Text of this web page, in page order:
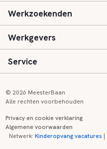
Basisonderwijs
Speciaal (basis) onderwijs
Voortgezet onderwijs
Kinderopvang
Werkzoekenden
Aanmelden
Vacatures
Zij-instroom informatie
Werkgevers
Inloggen
Registreren
Service
Onderwijs links
© 2026 MeesterBaan
Alle rechten voorbehouden
Privacy en cookie verklaring
Algemene voorwaarden
Netwerk:Kinderopvang vacatures |